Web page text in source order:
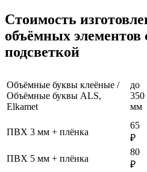
Стоимость
объёмных элементов
подсветкой
Объёмные буквы клеёные /
Объёмные буквы ALS,
Elkamet
до
350
мм
ПВХ 3 мм + плёнка
65
₽
ПВХ 5 мм + плёнка
80
₽